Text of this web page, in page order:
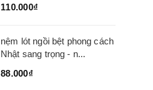
110.000₫
nệm lót ngồi bệt phong cách
Nhật sang trọng - n...
88.000₫